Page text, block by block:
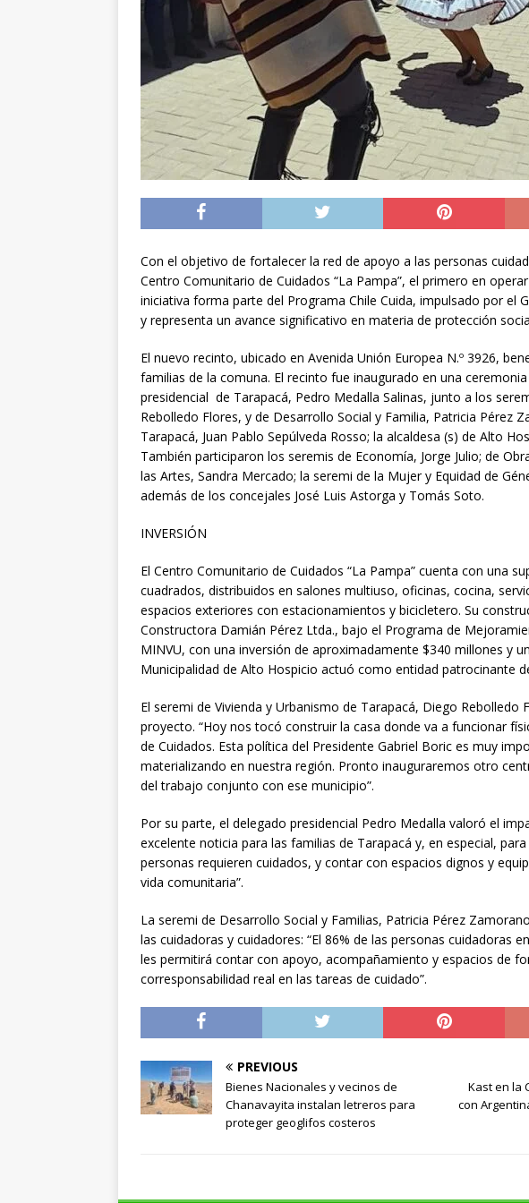
[ 05/08/2026 ]
Diputado Álvaro Jofre alerta
Iquique
DEPORTES
[ 05/08/2026 ] Concejo Municipal aprueba
público del sector El Boro
ALTO HOSPICIO
[ 06/08/2026 ] El papa León XIV viajará a
noviembre
INTERNACIONAL
Con el objetivo de fortalecer la red de apoyo a las personas
Centro Comunitario de Cuidados “La Pampa”, el primero en
iniciativa forma parte del Programa Chile Cuida, impulsado por el
y representa un avance significativo en materia de protección
El nuevo recinto, ubicado en Avenida Unión Europea N.º 3926,
familias de la comuna. El recinto fue inaugurado en una
presidencial de Tarapacá, Pedro Medalla Salinas, junto a los
Rebolledo Flores, y de Desarrollo Social y Familia, Patricia Pérez
Tarapacá, Juan Pablo Sepúlveda Rosso; la alcaldesa (s) de Alto
También participaron los seremis de Economía, Jorge Julio; de
las Artes, Sandra Mercado; la seremi de la Mujer y Equidad de
además de los concejales José Luis Astorga y Tomás Soto.
INVERSIÓN
El Centro Comunitario de Cuidados “La Pampa” cuenta con una
cuadrados, distribuidos en salones multiuso, oficinas, cocina,
espacios exteriores con estacionamientos y bicicletero. Su
Constructora Damián Pérez Ltda., bajo el Programa de
MINVU, con una inversión de aproximadamente $340 millones y
Municipalidad de Alto Hospicio actuó como entidad patrocinante
El seremi de Vivienda y Urbanismo de Tarapacá, Diego Rebolledo
proyecto. “Hoy nos tocó construir la casa donde va a funcionar
de Cuidados. Esta política del Presidente Gabriel Boric es muy
materializando en nuestra región. Pronto inauguraremos otro
del trabajo conjunto con ese municipio”.
Por su parte, el delegado presidencial Pedro Medalla valoró el
excelente noticia para las familias de Tarapacá y, en especial,
personas requieren cuidados, y contar con espacios dignos y
vida comunitaria”.
La seremi de Desarrollo Social y Familias, Patricia Pérez
las cuidadoras y cuidadores: “El 86% de las personas cuidadoras
les permitirá contar con apoyo, acompañamiento y espacios de
corresponsabilidad real en las tareas de cuidado”.
PREVIOUS
Bienes Nacionales y vecinos de
Chanavayita instalan letreros para
proteger geoglifos costeros
Kast en la
con